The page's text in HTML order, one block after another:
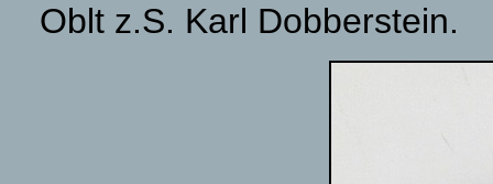
Oblt z.S. Karl Dobberstein.